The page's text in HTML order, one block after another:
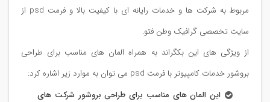
مربوط به شرکت ها و خدمات رایانه ای با کیفیت بالا و فرمت psd از
سایت تخصصی گرافیک وطن فتو.
از ویژگی های این بکگراند به همراه المان های مناسب برای طراحی
بروشور خدمات کامپیوتر با فرمت psd می توان به موارد زیر اشاره کرد:
این المان های مناسب برای طراحی بروشور شرکت های